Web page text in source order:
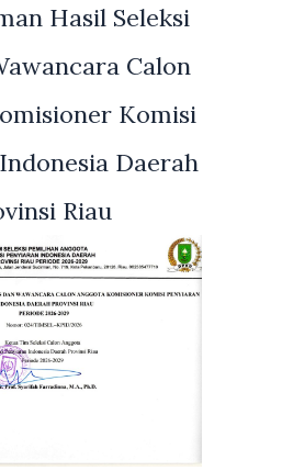
Hasil Seleksi
Calon
Komisi
Daerah
Riau